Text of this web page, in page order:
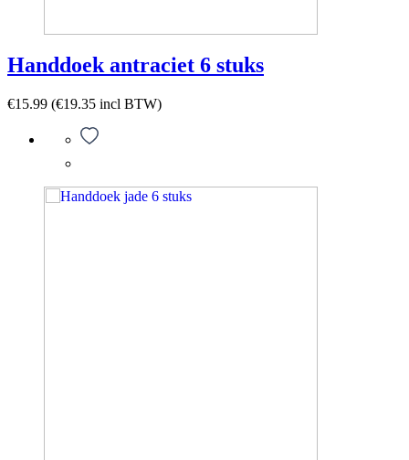
Handdoek antraciet 6 stuks
€15.99 (€19.35 incl BTW)